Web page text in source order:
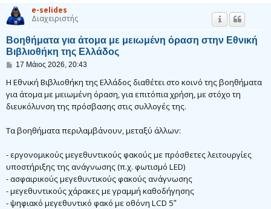
e-selides
Διαχειριστής
Βοηθήματα για άτομα με μειωμένη όραση στην Εθνική
Βιβλιοθήκη της Ελλάδος
Δ
μ
σ
ί
σ
17 Μάιος 2026, 20:43
Η Εθνική Βιβλιοθήκη της Ελλάδος διαθέτει στο κοινό της βοηθήματα
για άτομα με μειωμένη όραση, για επιτόπια χρήση, με στόχο τη
διευκόλυνση της πρόσβασης στις συλλογές της.
Τα βοηθήματα περιλαμβάνουν, μεταξύ άλλων:
- εργονομικούς μεγεθυντικούς φακούς με πρόσθετες λειτουργίες
υποστήριξης της ανάγνωσης (π.χ. φωτισμό LED)
- ασφαιρικούς μεγεθυντικούς φακούς ανάγνωσης
- μεγεθυντικούς χάρακες με γραμμή καθοδήγησης
- ψηφιακό μεγεθυντικό φακό με οθόνη LCD 5ʺ